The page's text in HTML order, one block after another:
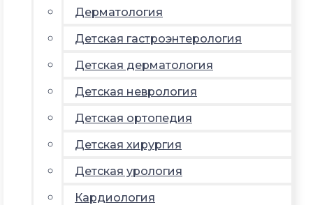
Дерматология
Детская гастроэнтерология
Детская дерматология
Детская неврология
Детская ортопедия
Детская хирургия
Детская урология
Кардиология